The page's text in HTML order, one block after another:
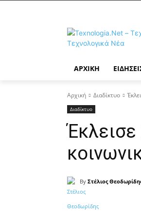
ΑΡΧΙΚΉ
Αρχική Διαδίκτυο
Διαδίκτυο
By Στέλιος
Κοινοποίηση